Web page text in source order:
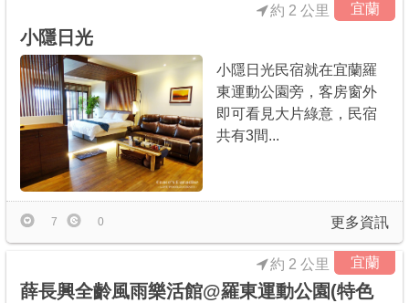
宜蘭
小隱日光
約 2 公里
小隱日光民宿就在宜蘭羅
東運動公園旁，客房窗外
即可看見大片綠意，民宿
共有3間...
更多資訊
7 0
宜蘭
薛長興全齡風雨樂活館@羅東運動公園(特色
約 2 公里